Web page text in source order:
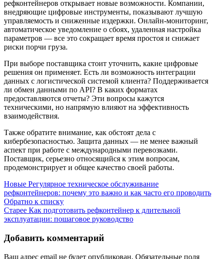
рефконтейнеров открывает новые возможности. Компании,
внедряющие цифровые инструменты, показывают лучшую
управляемость и сниженные издержки. Онлайн-мониторинг,
автоматическое уведомление о сбоях, удаленная настройка
параметров — все это сокращает время простоя и снижает
риски порчи груза.
При выборе поставщика стоит уточнить, какие цифровые
решения он применяет. Есть ли возможность интеграции
данных с логистической системой клиента? Поддерживается
ли обмен данными по API? В каких форматах
предоставляются отчеты? Эти вопросы кажутся
техническими, но напрямую влияют на эффективность
взаимодействия.
Также обратите внимание, как обстоят дела с
кибербезопасностью. Защита данных — не менее важный
аспект при работе с международными перевозками.
Поставщик, серьезно относящийся к этим вопросам,
продемонстрирует и общее качество своей работы.
Новые Регулярное техническое обслуживание
рефконтейнеров: почему это важно и как часто его проводить
Обратно к списку
Старее Как подготовить рефконтейнер к длительной
эксплуатации: пошаговое руководство
Добавить комментарий
Ваш адрес email не будет опубликован. Обязательные поля